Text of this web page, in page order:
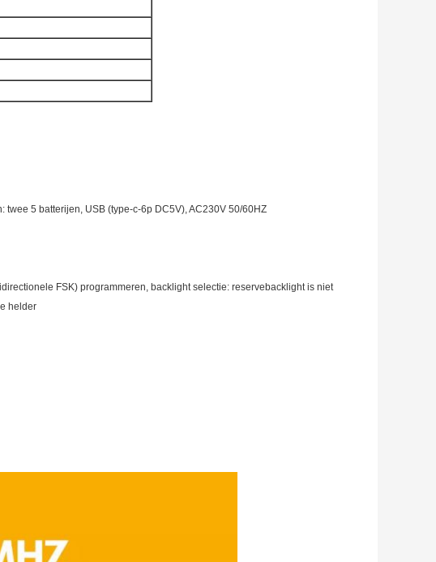
5 batterijen, USB (type-c-6p DC5V), AC230V 50/60HZ
FSK) programmeren, backlight selectie: reservebacklight is niet
helder